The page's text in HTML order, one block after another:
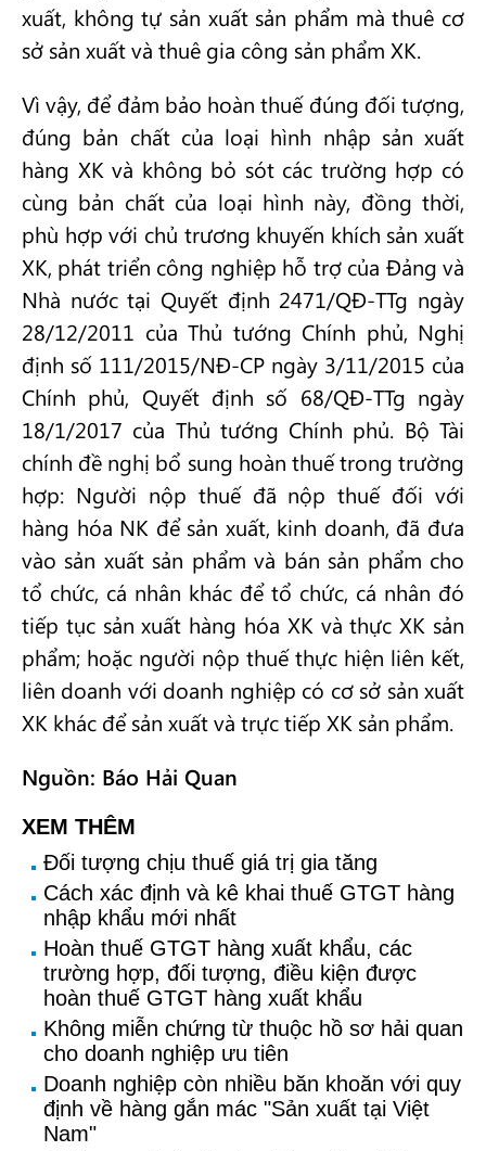
xuất, không tự sản xuất sản phẩm mà thuê cơ
sở sản xuất và thuê gia công sản phẩm XK.
Vì vậy, để đảm bảo hoàn thuế đúng đối tượng,
đúng bản chất của loại hình nhập sản xuất
hàng XK và không bỏ sót các trường hợp có
cùng bản chất của loại hình này, đồng thời,
phù hợp với chủ trương khuyến khích sản xuất
XK, phát triển công nghiệp hỗ trợ của Đảng và
Nhà nước tại Quyết định 2471/QĐ-TTg ngày
28/12/2011 của Thủ tướng Chính phủ, Nghị
định số 111/2015/NĐ-CP ngày 3/11/2015 của
Chính phủ, Quyết định số 68/QĐ-TTg ngày
18/1/2017 của Thủ tướng Chính phủ. Bộ Tài
chính đề nghị bổ sung hoàn thuế trong trường
hợp: Người nộp thuế đã nộp thuế đối với
hàng hóa NK để sản xuất, kinh doanh, đã đưa
vào sản xuất sản phẩm và bán sản phẩm cho
tổ chức, cá nhân khác để tổ chức, cá nhân đó
tiếp tục sản xuất hàng hóa XK và thực XK sản
phẩm; hoặc người nộp thuế thực hiện liên kết,
liên doanh với doanh nghiệp có cơ sở sản xuất
XK khác để sản xuất và trực tiếp XK sản phẩm.
Nguồn: Báo Hải Quan
XEM THÊM
Đối tượng chịu thuế giá trị gia tăng
Cách xác định và kê khai thuế GTGT hàng
nhập khẩu mới nhất
Hoàn thuế GTGT hàng xuất khẩu, các
trường hợp, đối tượng, điều kiện được
hoàn thuế GTGT hàng xuất khẩu
Không miễn chứng từ thuộc hồ sơ hải quan
cho doanh nghiệp ưu tiên
Doanh nghiệp còn nhiều băn khoăn với quy
định về hàng gắn mác "Sản xuất tại Việt
Nam"